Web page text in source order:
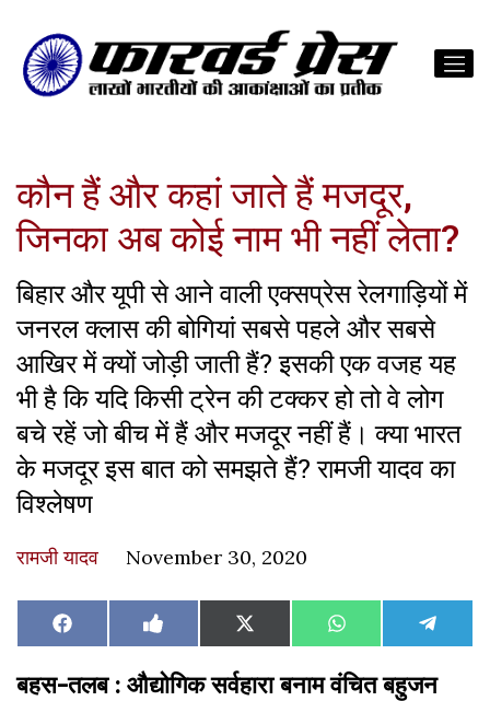
कौन हैं और कहां जाते हैं मजदूर,
जिनका अब कोई नाम भी नहीं लेता?
बिहार और यूपी से आने वाली एक्सप्रेस रेलगाड़ियों में
जनरल क्लास की बोगियां सबसे पहले और सबसे
आखिर में क्यों जोड़ी जाती हैं? इसकी एक वजह यह
भी है कि यदि किसी ट्रेन की टक्कर हो तो वे लोग
बचे रहें जो बीच में हैं और मजदूर नहीं हैं। क्या भारत
के मजदूर इस बात को समझते हैं? रामजी यादव का
विश्लेषण
रामजी यादव November 30, 2020
Share
on
Facebook Share
on
Like
on
Facebook
Share
on
X
(Twitter)
Share
on
WhatsAppShare
on
बहस-तलब : औद्योगिक सर्वहारा बनाम वंचित बहुजन